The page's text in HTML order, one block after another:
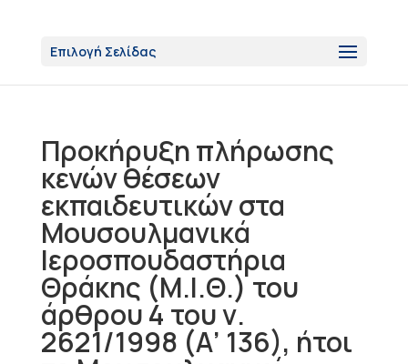
Επιλογή Σελίδας
Προκήρυξη πλήρωσης
κενών θέσεων
εκπαιδευτικών στα
Μουσουλμανικά
Ιεροσπουδαστήρια
Θράκης (Μ.Ι.Θ.) του
άρθρου 4 του ν.
2621/1998 (Α’ 136), ήτοι